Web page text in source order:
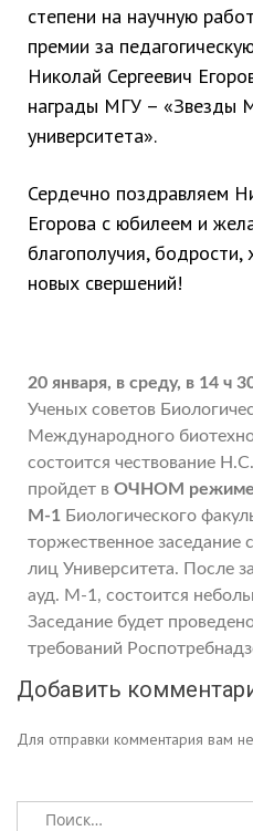
степени на научную
премии за
Николай Сергеевич
награды МГУ – «Звезды
университета».
Сердечно поздравляем
Егорова с юбилеем и
благополучия,
новых свершений!
20 января, в среду, в 14 ч
Ученых советов
Международного
состоится чествование
пройдет в ОЧНОМ режиме
М-1 Биологического
торжественное заседание
лиц Университета. После
ауд. М-1, состоится
Заседание будет
требований
Добавить
Для отправки комментария вам